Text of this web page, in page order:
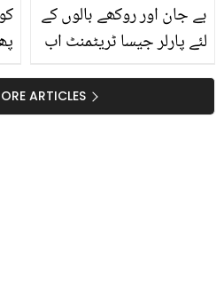
بے جان اور روکھے بالوں کے
لئے پارلر جیسا ٹریٹمنٹ اب
کا ہیئر ماسک جو بنائے
بالوں کو نرم و ملائم اور
ARTICLES